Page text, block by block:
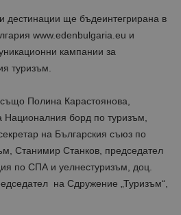
дестинации ще бъдeинтегрирана в
www.edenbulgaria.eu и
кампании за
туризъм.
Полина Карастоянова,
Националния борд по туризъм,
на Българския съюз по
Станимир Станков, председател
по СПА и уелнестуризъм, доц.
на Сдружение „Туризъм“,